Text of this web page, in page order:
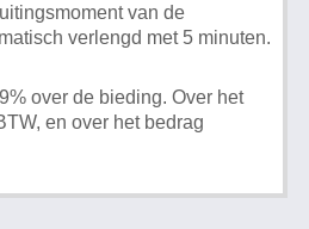
van de
verlengd met 5 minuten.
over de bieding. Over het
en over het bedrag